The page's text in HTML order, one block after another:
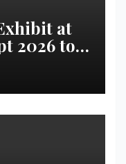
at
2026 to
|